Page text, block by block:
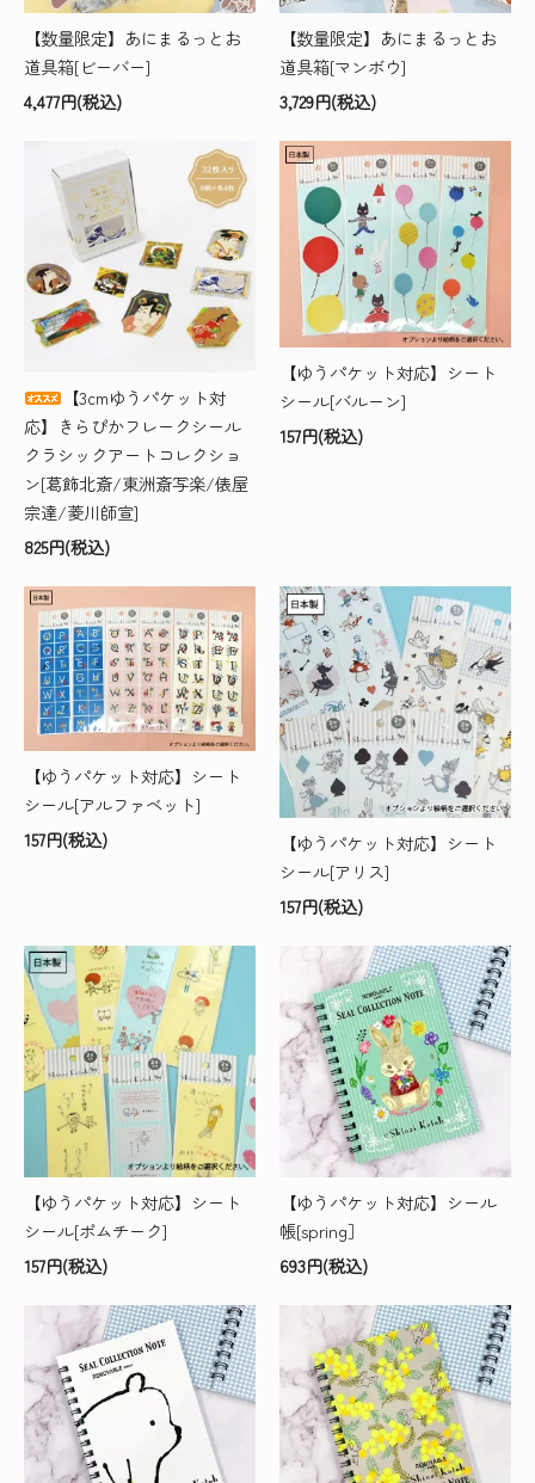
【数量限定】あにまるっとお
道具箱[ビーバー]
4,477円(税込)
【数量限定】あにまるっとお
道具箱[マンボウ]
3,729円(税込)
【3cmゆうパケット対
応】きらぴかフレークシール
クラシックアートコレクショ
ン[葛飾北斎/東洲斎写楽/俵屋
宗達/菱川師宣]
825円(税込)
【ゆうパケット対応】シート
シール[バルーン]
157円(税込)
【ゆうパケット対応】シート
シール[アルファベット]
157円(税込)
【ゆうパケット対応】シート
シール[アリス]
157円(税込)
【ゆうパケット対応】シート
シール[ポムチーク]
157円(税込)
【ゆうパケット対応】シール
帳[spring］
693円(税込)